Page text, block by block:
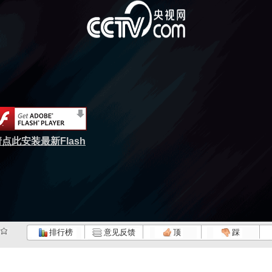
点此安装最新Flash
排行榜 意见反馈 顶 踩